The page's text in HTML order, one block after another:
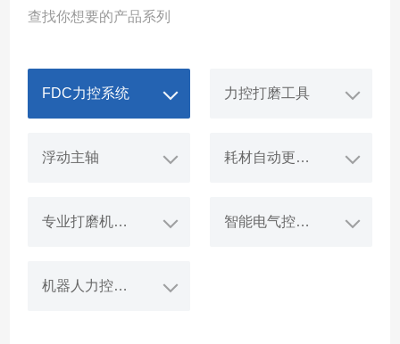
查找你想要的产品系列
FDC力控系统 力控打磨工具
浮动主轴 耗材自动更换系统
专业打磨机器人 智能电气控制系统
机器人力控打磨工作站